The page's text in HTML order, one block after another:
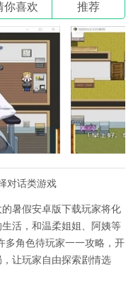
你喜欢 推荐
对话类游戏
暑假安卓版下载玩家将化
活，和温柔姐姐、阿姨等
多角色待玩家一一攻略，开
让玩家自由探索剧情选